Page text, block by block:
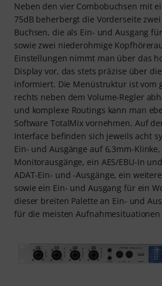
Neben den vier Combobuchsen mit
75dB beherbergt die Vorderseite
Buchsen, die als Ein- und Ausgang
sowie zwei niederohmige
Einstellungen nimmt man über das
Display vor, das stets präzise über
informiert. Die Menüstruktur ist vom
rechts neben dem Volume-Regler
und komplexe Routings kann man
Software TotalMix vornehmen. Auf
Interface befinden sich jeweils acht
Ein- und Ausgänge auf 6,3mm-Klinke,
Monitorausgänge, ein AES/EBU-In
ADAT-Ein- und -Ausgänge, ein
sowie ein Ein- und Ausgang für ein
dieser breiten Palette an Ein- und
für die meisten Aufnahmesituationen